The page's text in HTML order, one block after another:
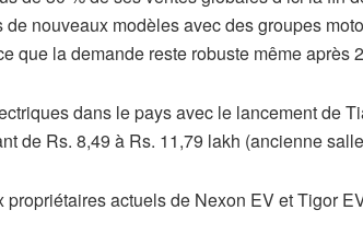
nouveaux modèles avec des groupes
que la demande reste robuste même après
dans le pays avec le lancement de
de Rs. 8,49 à Rs. 11,79 lakh (ancienne
actuels de Nexon EV et Tigor